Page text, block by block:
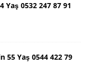
Yaş 0532 247 87 91
55 Yaş 0544 422 79